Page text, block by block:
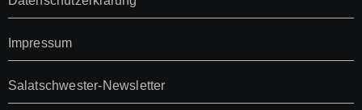
Impressum
Salatschwester-Newsletter